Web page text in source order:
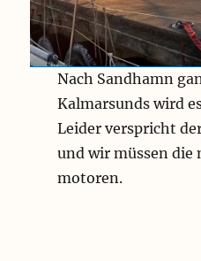
Nach Sandhamn
Kalmarsunds wird
Leider verspricht
und wir müssen die
motoren.